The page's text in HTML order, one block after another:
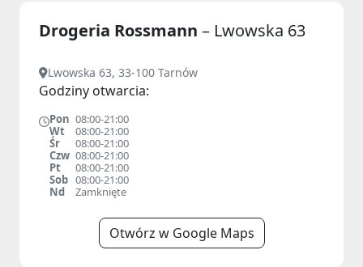
Drogeria Rossmann – Lwowska 63
Lwowska 63, 33-100 Tarnów
Godziny otwarcia:
Pon 08:00-21:00
Wt
08:00-21:00
Śr
08:00-21:00
Czw 08:00-21:00
Pt
08:00-21:00
Sob 08:00-21:00
Nd
Zamknięte
Otwórz w Google Maps